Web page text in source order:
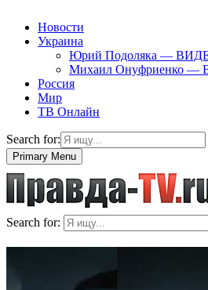
Новости
Украина
Юрий Подоляка —
Михаил Онуфриенко —
Россия
Мир
ТВ Онлайн
Search for:
Primary Menu
Search for: